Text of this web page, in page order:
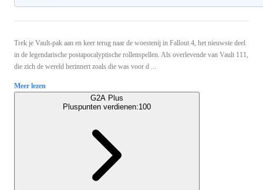
Trek je Vault-pak aan en keer terug naar de woestenij in Fallout 4, het nieuwste deel
in de legendarische postapocalyptische rollenspellen. Als overlevende van Vault 111,
die zich de wereld herinnert zoals die was voor d ...
Meer lezen
G2A Plus
Pluspunten verdienen:100